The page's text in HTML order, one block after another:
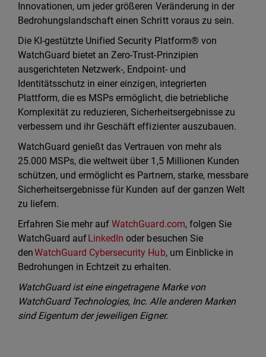
Innovationen, um jeder größeren Veränderung in der
Bedrohungslandschaft einen Schritt voraus zu sein.
Die KI-gestützte Unified Security Platform® von
WatchGuard bietet an Zero-Trust-Prinzipien
ausgerichteten Netzwerk-, Endpoint- und
Identitätsschutz in einer einzigen, integrierten
Plattform, die es MSPs ermöglicht, die betriebliche
Komplexität zu reduzieren, Sicherheitsergebnisse zu
verbessern und ihr Geschäft effizienter auszubauen.
WatchGuard genießt das Vertrauen von mehr als
25.000 MSPs, die weltweit über 1,5 Millionen Kunden
schützen, und ermöglicht es Partnern, starke, messbare
Sicherheitsergebnisse für Kunden auf der ganzen Welt
zu liefern.
Erfahren Sie mehr aufWatchGuard.com, folgen Sie
WatchGuard auf LinkedIn oder besuchen Sie
denWatchGuard Cybersecurity Hub, um Einblicke in
Bedrohungen in Echtzeit zu erhalten.
WatchGuard ist eine eingetragene Marke von
WatchGuard Technologies, Inc. Alle anderen Marken
sind Eigentum der jeweiligen Eigner.